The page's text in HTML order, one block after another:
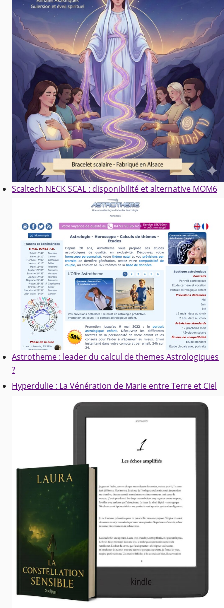
Scaltech NECK SCAL : disponibilité et alternative MOM6
Astrotheme : leader du calcul de themes Astrologiques
?
Hyperdulie : La Vénération de Marie entre Terre et Ciel